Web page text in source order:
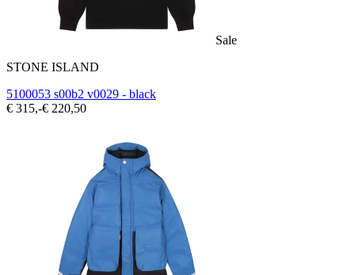
Sale
STONE ISLAND
5100053 s00b2 v0029 - black
€ 315,-€ 220,50